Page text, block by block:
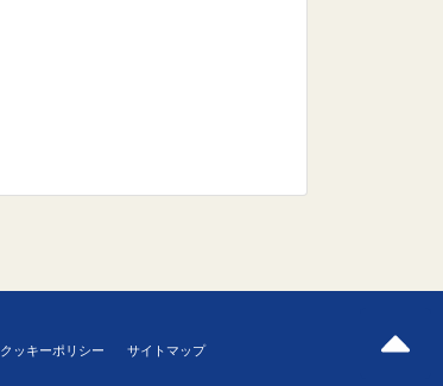
クッキーポリシー サイトマップ